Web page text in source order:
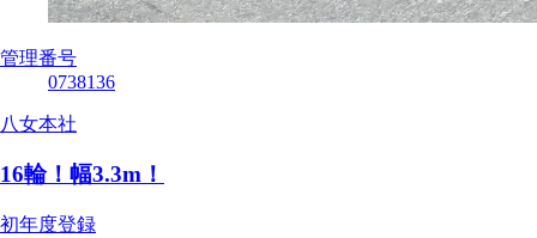
管理番号
0738136
八女本社
16輪！幅3.3m！
初年度登録